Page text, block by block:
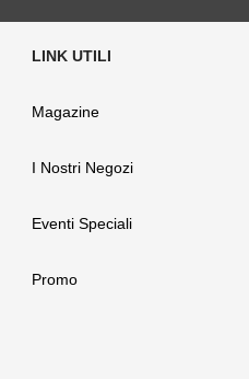
Magazine
I Nostri Negozi
Eventi Speciali
Promo